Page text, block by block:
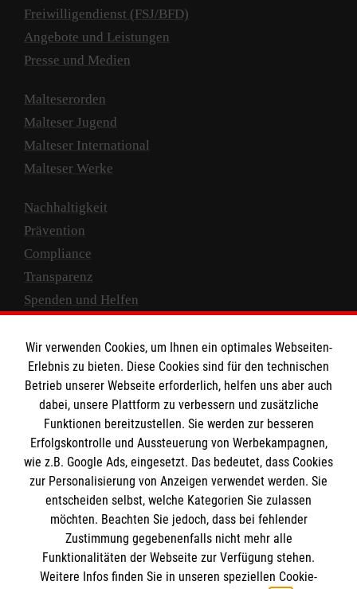
Freiwilligendienst (FSJ/BFD)
Angebote und Leistungen
Presse und Medien
Malteserorden
Malteser Jugend
Malteser International
Malteser Werke
Nachhaltigkeit
Prävention
Compliance
Transparenz
Spenden und Helfen
Empfänger: Malteser Hilfsdienst e.V.
IBAN: DE10 3706 0120 1201 2000 12
BIC: GENODED 1PA7
Wir verwenden Cookies, um Ihnen ein optimales Webseiten-
Erlebnis zu bieten. Diese Cookies sind für den technischen
Betrieb unserer Webseite erforderlich, helfen uns aber auch
dabei, unsere Plattform zu verbessern und zusätzliche
Funktionen bereitzustellen. Sie werden zur besseren
Erfolgskontrolle und Aussteuerung von Werbekampagnen,
wie z.B. Google Ads, eingesetzt. Das bedeutet, dass Cookies
zur Personalisierung von Anzeigen verwendet werden. Sie
entscheiden selbst, welche Kategorien Sie zulassen
möchten. Beachten Sie jedoch, dass bei fehlender
Zustimmung gegebenenfalls nicht mehr alle
Funktionalitäten der Webseite zur Verfügung stehen.
Weitere Infos finden Sie in unseren speziellen Cookie-